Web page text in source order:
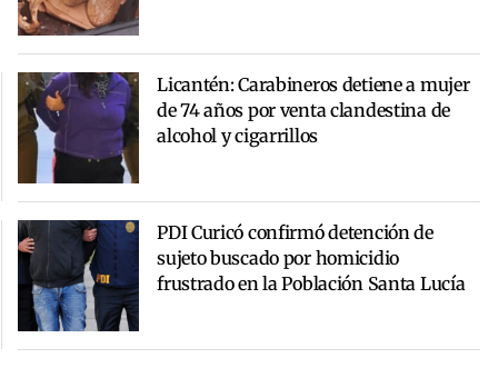
Licantén: Carabineros detiene a mujer
de 74 años por venta clandestina de
alcohol y cigarrillos
PDI Curicó confirmó detención de
sujeto buscado por homicidio
frustrado en la Población Santa Lucía